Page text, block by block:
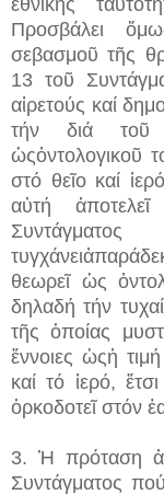
Προσβάλει
σεβασμοῦ τῆς
13 τοῦ
αἱρετούς καί
τήν διά τοῦ
ὡςὀντολογικοῦ
στό θεῖο καί
αὐτή
θεωρεῖ ὡς
δηλαδή τήν
τῆς ὁποίας
ἔννοιες ὡςἡ
καί τό ἱερό,
ὁρκοδοτεῖ στόν
3. Ἡ πρόταση
Συντάγματος